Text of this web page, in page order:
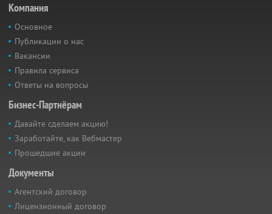
Компания
Основное
Публикации о нас
Вакансии
Правила сервиса
Ответы на вопросы
Бизнес-Партнёрам
Давайте сделаем акцию!
Заработайте, как Вебмастер
Прошедшие акции
Документы
Агентский договор
Лицензионный договор